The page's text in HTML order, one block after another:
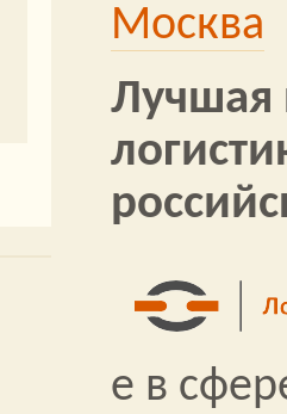
Москва
​Лучшая
е в